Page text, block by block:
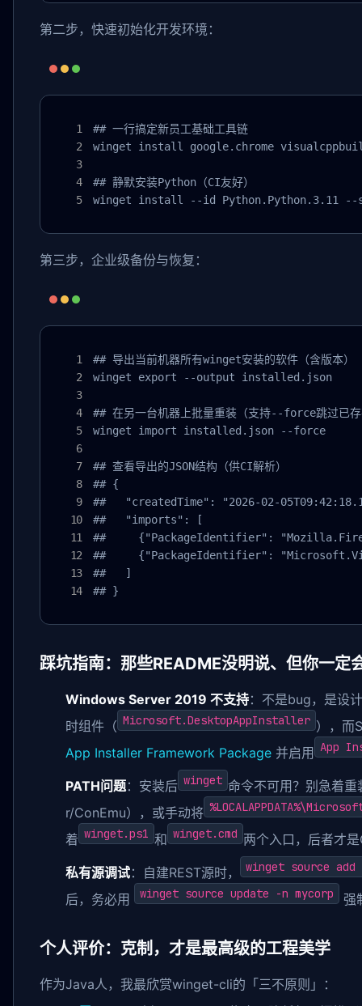
第二步，快速初始化开发环境：
## 一行搞定新员工基础工具链
winget install google.chrome
## 静默安装Python（CI友好）
winget install --id Python.Python.3.11
第三步，企业级备份与恢复：
## 导出当前机器所有winget安装的软件（含版本）
winget export --output installed.json
## 在另一台机器上批量重装（支持--force跳过已
winget import installed.json --force
## 查看导出的JSON结构（供CI解析）
## {
##   "createdTime": "2026-02-
##   "imports": [
##     {"PackageIdentifier":
##     {"PackageIdentifier":
##   ]
## }
踩坑指南：那些README没明说、但你一定
Windows Server 2019 不支持：不是bug，是设
时组件（ Microsoft.DesktopAppInstaller ），而
App Installer Framework Package 并启用 App
PATH问题：安装后 winget 命令不可用？别急着
r/ConEmu），或手动将
着 winget.ps1 和 winget.cmd 两个入口，后者才
私有源调试：自建REST源时， winget source
后，务必用 winget source update -n mycorp 强
个人评价：克制，才是最高级的工程美学
作为Java人，我最欣赏winget-cli的「三不原则」：